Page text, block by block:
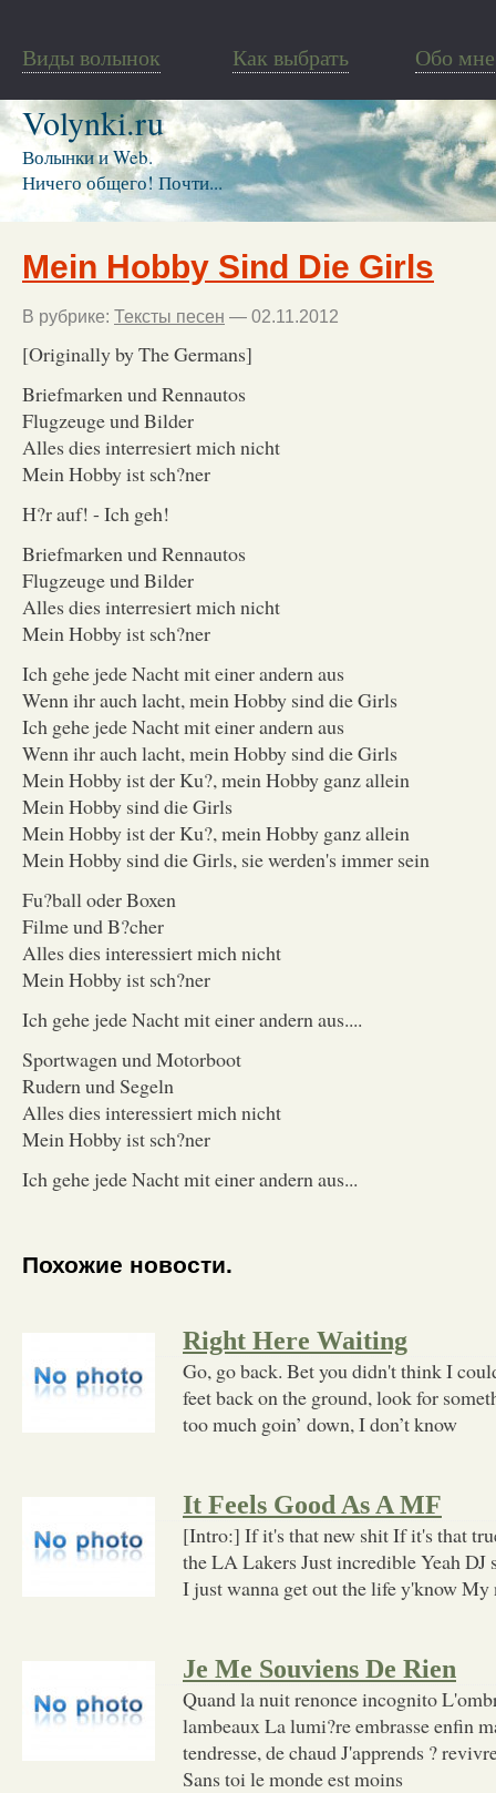
Виды волынок Как выбрать Обо мне
Volynki.ru
Волынки и Web.
Ничего общего! Почти...
Mein Hobby Sind Die Girls
В рубрике: Тексты песен — 02.11.2012
[Originally by The Germans]
Briefmarken und Rennautos
Flugzeuge und Bilder
Alles dies interresiert mich nicht
Mein Hobby ist sch?ner
H?r auf! - Ich geh!
Briefmarken und Rennautos
Flugzeuge und Bilder
Alles dies interresiert mich nicht
Mein Hobby ist sch?ner
Ich gehe jede Nacht mit einer andern aus
Wenn ihr auch lacht, mein Hobby sind die Girls
Ich gehe jede Nacht mit einer andern aus
Wenn ihr auch lacht, mein Hobby sind die Girls
Mein Hobby ist der Ku?, mein Hobby ganz allein
Mein Hobby sind die Girls
Mein Hobby ist der Ku?, mein Hobby ganz allein
Mein Hobby sind die Girls, sie werden's immer sein
Fu?ball oder Boxen
Filme und B?cher
Alles dies interessiert mich nicht
Mein Hobby ist sch?ner
Ich gehe jede Nacht mit einer andern aus....
Sportwagen und Motorboot
Rudern und Segeln
Alles dies interessiert mich nicht
Mein Hobby ist sch?ner
Ich gehe jede Nacht mit einer andern aus...
Похожие новости.
Right Here Waiting
Go, go back. Bet you didn't think I
feet back on the ground, look for
too much goin’ down, I don’t know
It Feels Good As A MF
[Intro:] If it's that new shit If it's that
the LA Lakers Just incredible Yeah
I just wanna get out the life y'know My
Je Me Souviens De Rien
Quand la nuit renonce incognito
lambeaux La lumi?re embrasse enfin
tendresse, de chaud J'apprends ?
Sans toi le monde est moins